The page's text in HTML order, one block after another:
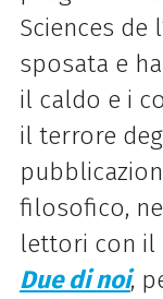
Sciences de
sposata e
il caldo e i
il terrore
filosofico,
lettori con il
Due di noi,